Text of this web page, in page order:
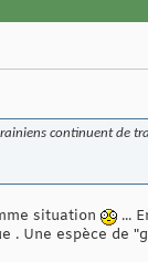
continuent de
situation
...
. Une espèce de